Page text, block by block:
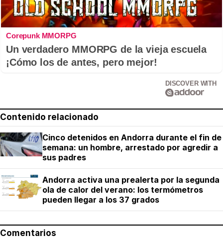
Corepunk MMORPG
Un verdadero MMORPG de la vieja escuela
¡Cómo los de antes, pero mejor!
DISCOVER WITH
Contenido relacionado
Cinco detenidos en Andorra durante el fin de
semana: un hombre, arrestado por agredir a
sus padres
Andorra activa una prealerta por la segunda
ola de calor del verano: los termómetros
pueden llegar a los 37 grados
Comentarios